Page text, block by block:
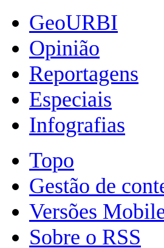
GeoURBI
Opinião
Reportagens
Especiais
Infografias
Topo
Gestão de
Versões
Sobre o RSS